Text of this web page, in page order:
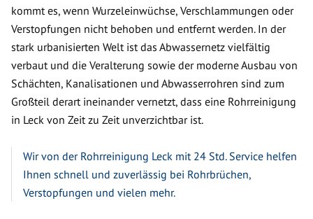
kommt es, wenn Wurzeleinwüchse, Verschlammungen oder
Verstopfungen nicht behoben und entfernt werden. In der
stark urbanisierten Welt ist das Abwassernetz vielfältig
verbaut und die Veralterung sowie der moderne Ausbau von
Schächten, Kanalisationen und Abwasserrohren sind zum
Großteil derart ineinander vernetzt, dass eine Rohrreinigung
in Leck von Zeit zu Zeit unverzichtbar ist.
Wir von der Rohrreinigung Leck mit 24 Std. Service helfen
Ihnen schnell und zuverlässig bei Rohrbrüchen,
Verstopfungen und vielen mehr.